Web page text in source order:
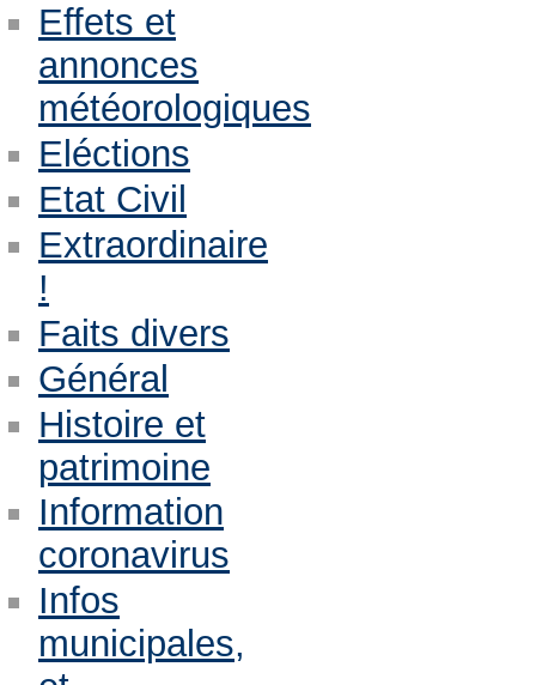
Effets et
annonces
météorologiques
Eléctions
Etat Civil
Extraordinaire
!
Faits divers
Général
Histoire et
patrimoine
Information
coronavirus
Infos
municipales,